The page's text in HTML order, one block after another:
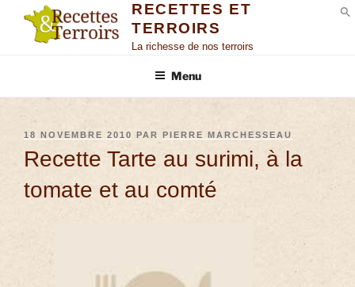
RECETTES ET
TERROIRS
La richesse de nos terroirs
Menu
18 NOVEMBRE 2010 PAR PIERRE MARCHESSEAU
Recette Tarte au surimi, à la
tomate et au comté